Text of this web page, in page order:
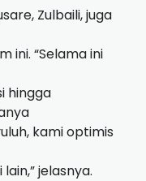
Zulbaili, juga
ini. “Selama ini
hingga
kami optimis
jelasnya.